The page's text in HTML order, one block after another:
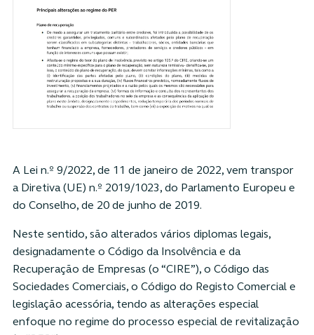
A Lei n.º 9/2022, de 11 de janeiro de 2022, vem transpor
a Diretiva (UE) n.º 2019/1023, do Parlamento Europeu e
do Conselho, de 20 de junho de 2019.
Neste sentido, são alterados vários diplomas legais,
designadamente o Código da Insolvência e da
Recuperação de Empresas (o “CIRE”), o Código das
Sociedades Comerciais, o Código do Registo Comercial e
legislação acessória, tendo as alterações especial
enfoque no regime do processo especial de revitalização